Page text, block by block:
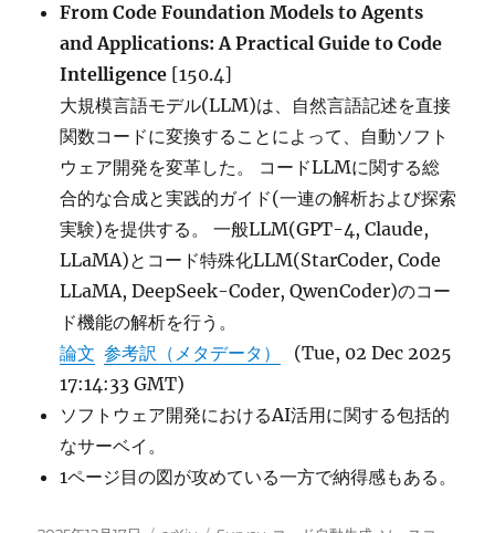
From Code Foundation Models to Agents
and Applications: A Practical Guide to Code
Intelligence [150.4]
大規模言語モデル(LLM)は、自然言語記述を直接
関数コードに変換することによって、自動ソフト
ウェア開発を変革した。 コードLLMに関する総
合的な合成と実践的ガイド(一連の解析および探索
実験)を提供する。 一般LLM(GPT-4, Claude,
LLaMA)とコード特殊化LLM(StarCoder, Code
LLaMA, DeepSeek-Coder, QwenCoder)のコー
ド機能の解析を行う。
論文 参考訳（メタデータ）
(Tue, 02 Dec 2025
17:14:33 GMT)
ソフトウェア開発におけるAI活用に関する包括的
なサーベイ。
1ページ目の図が攻めている一方で納得感もある。